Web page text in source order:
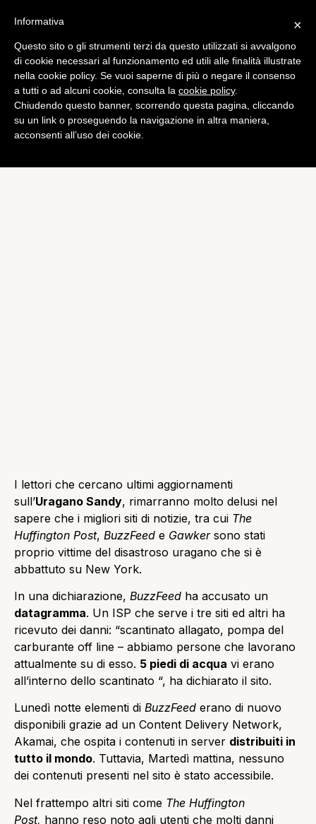
Tech
Uragano Sandy: provocati
danni anche ai siti di notizie
Americani
diAlessandro Moretti
I lettori che cercano ultimi aggiornamenti
sull’Uragano Sandy, rimarranno molto delusi nel
sapere che i migliori siti di notizie, tra cui The
Huffington Post, BuzzFeed e Gawkersono stati
proprio vittime del disastroso uragano che si è
abbattuto su New York.
In una dichiarazione, BuzzFeed ha accusato un
datagramma. Un ISP che serve i tre siti ed altri ha
ricevuto dei danni: “scantinato allagato, pompa del
carburante off line – abbiamo persone che lavorano
attualmente su di esso. 5 piedi di acqua vi erano
all’interno dello scantinato “, ha dichiarato il sito.
Lunedì notte elementi di BuzzFeed erano di nuovo
disponibili grazie ad un Content Delivery Network,
Akamai, che ospita i contenuti in server distribuiti in
tutto il mondo. Tuttavia, Martedì mattina, nessuno
dei contenuti presenti nel sito è stato accessibile.
Nel frattempo altri siti come The Huffington
Post, hanno reso noto agli utenti che molti danni
×
Informativa
Questo sito o gli strumenti terzi da questo utilizzati si avvalgono
di cookie necessari al funzionamento ed utili alle finalità illustrate
nella cookie policy. Se vuoi saperne di più o negare il consenso
a tutti o ad alcuni cookie, consulta la cookie policy.
Chiudendo questo banner, scorrendo questa pagina, cliccando
su un link o proseguendo la navigazione in altra maniera,
acconsenti all’uso dei cookie.